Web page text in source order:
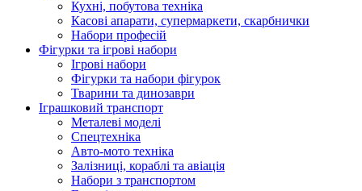
Кухні, побутова техніка
Касові апарати, супермаркети, скарбнички
Набори професій
Фігурки та ігрові набори
Ігрові набори
Фігурки та набори фігурок
Тварини та динозаври
Іграшковий транспорт
Металеві моделі
Спецтехніка
Авто-мото техніка
Залізниці, кораблі та авіація
Набори з транспортом